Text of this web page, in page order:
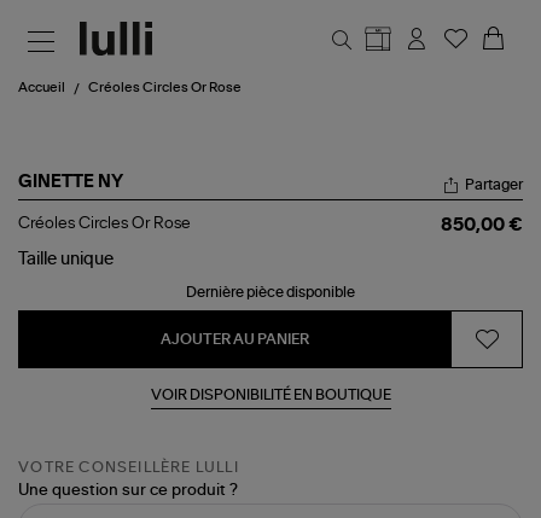
Accueil Créoles Circles Or Rose
GINETTE NY
Créoles
Or
Partager
Créoles Circles Or Rose
850,00 €
Taille unique
Dernière pièce disponible
AJOUTER AU PANIER
VOIR DISPONIBILITÉ EN BOUTIQUE
VOTRE CONSEILLÈRE LULLI
Une question sur ce produit ?